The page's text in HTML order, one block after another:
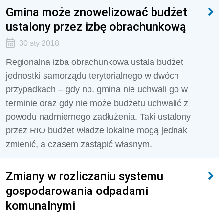
Gmina może znowelizować budżet
ustalony przez izbę obrachunkową
30 sty 2018
Regionalna izba obrachunkowa ustala budżet
jednostki samorządu terytorialnego w dwóch
przypadkach – gdy np. gmina nie uchwali go w
terminie oraz gdy nie może budżetu uchwalić z
powodu nadmiernego zadłużenia. Taki ustalony
przez RIO budżet władze lokalne mogą jednak
zmienić, a czasem zastąpić własnym.
Zmiany w rozliczaniu systemu
gospodarowania odpadami
komunalnymi